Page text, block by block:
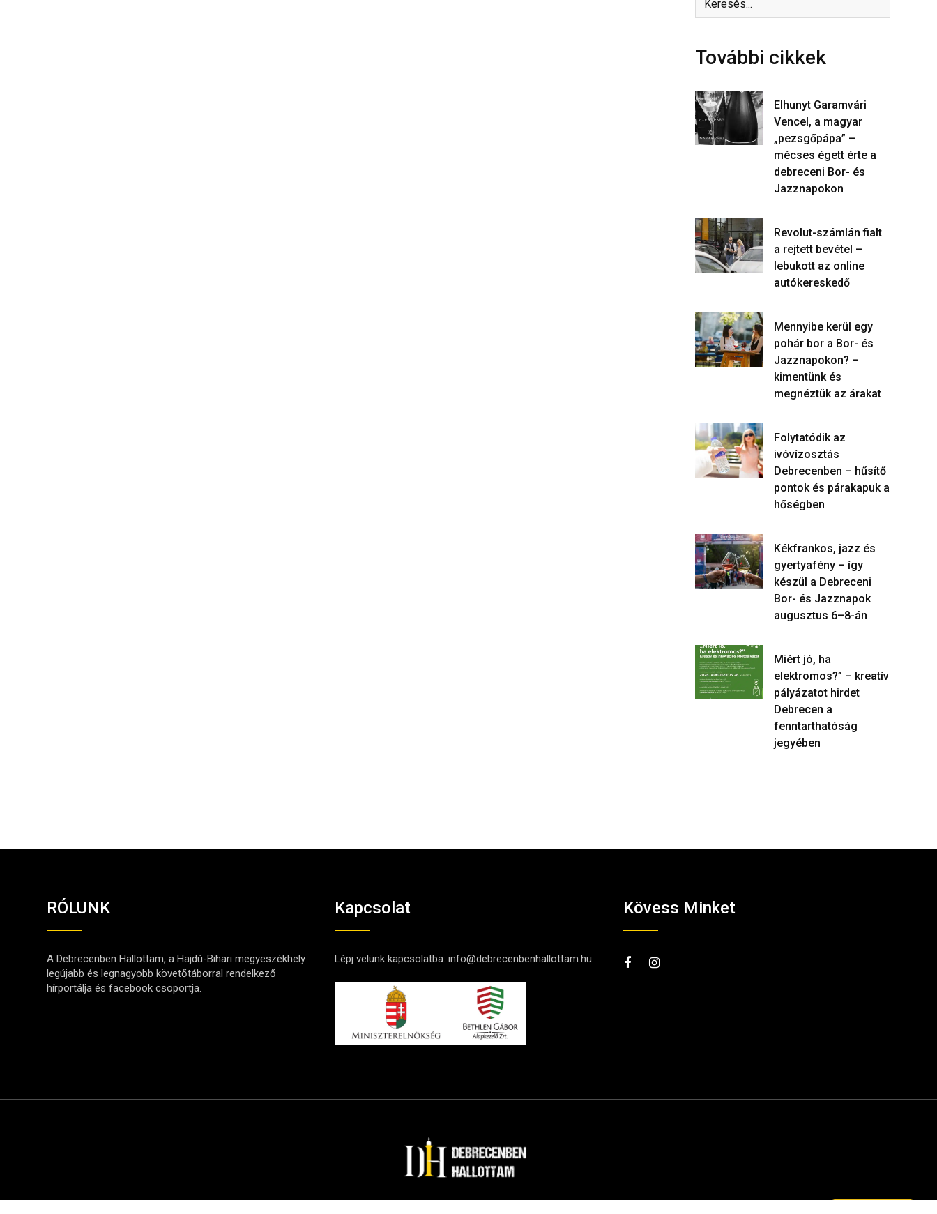
További cikkek
Elhunyt Garamvári
Vencel, a magyar
„pezsgőpápa” –
mécses égett érte a
debreceni Bor- és
Jazznapokon
Revolut-számlán fialt
a rejtett bevétel –
lebukott az online
autókereskedő
Mennyibe kerül egy
pohár bor a Bor- és
Jazznapokon? –
kimentünk és
megnéztük az árakat
Folytatódik az
ivóvízosztás
Debrecenben – hűsítő
pontok és párakapuk a
hőségben
Kékfrankos, jazz és
gyertyafény – így
készül a Debreceni
Bor- és Jazznapok
augusztus 6–8-án
Miért jó, ha
elektromos?” – kreatív
pályázatot hirdet
Debrecen a
fenntarthatóság
jegyében
RÓLUNK
A Debrecenben Hallottam, a Hajdú-Bihari megyeszékhely
legújabb és legnagyobb követőtáborral rendelkező
hírportálja és facebook csoportja.
Kapcsolat
Lépj velünk kapcsolatba:info@debrecenbenhallottam.hu
Kövess Minket